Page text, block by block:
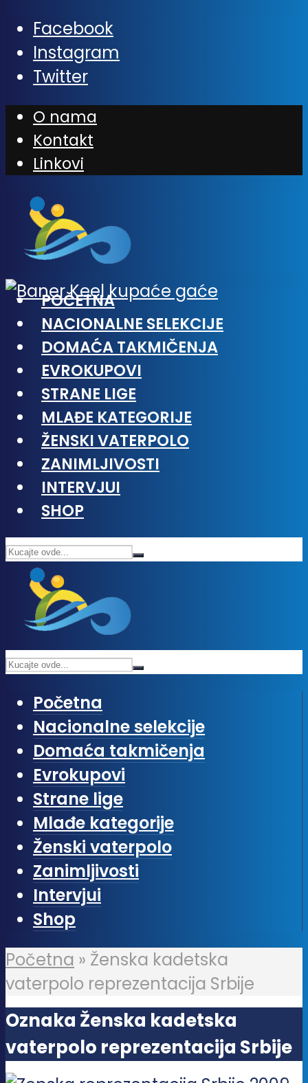
Facebook
Instagram
Twitter
O nama
Kontakt
Linkovi
POČETNA
NACIONALNE SELEKCIJE
DOMAĆA TAKMIČENJA
EVROKUPOVI
STRANE LIGE
MLAĐE KATEGORIJE
ŽENSKI VATERPOLO
ZANIMLJIVOSTI
INTERVJUI
SHOP
Početna
Nacionalne selekcije
Domaća takmičenja
Evrokupovi
Strane lige
Mlađe kategorije
Ženski vaterpolo
Zanimljivosti
Intervjui
Shop
Početna » Ženska kadetska
vaterpolo reprezentacija Srbije
Oznaka Ženska kadetska
vaterpolo reprezentacija Srbije